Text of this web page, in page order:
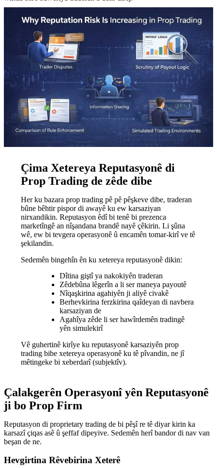
Çima Xetereya Reputasyonê di
Prop Trading de zêde dibe
Her ku bazara prop trading pê pê pêşkeve dibe, traderan
bûne bêhtir pispor di awayê ku ew karsaziyan
nirxandikin. Reputasyon êdî bi tenê bi prezenca
marketîngê an nîşandana brandê nayê çêkirin. Li şûna
wê, ew bi tevgera operasyonê û encamên tomar-kirî ve tê
şekilandin.
Sedemên bingehîn ên ku xetereya reputasyonê dikin:
Dîtina giştî ya nakokiyên traderan
Zêdebûna lêgerîn a li ser maneya payoutê
Nîqaşkirina agahiyên ji aliyê civakê
Berhevkirina ferzkirina qaîdeyan di navbera
karsaziyan de
Agahîya zêde li ser hawîrdemên tradingê
yên simulekirî
Vê guhertinê kirîye ku reputasyonê karsaziyên prop
trading bibe xetereya operasyonê ku tê pîvandin, ne jî
mêtingeke bi xeberdarî (subjektîv).
Çalakgerên Operasyonî yên Reputasyonê
ji bo Prop Firm
Reputasyon di proprietary trading de bi pêşî re tê diyar kirin ka
karsazî çiqas asê û şeffaf dipeyive. Sedemên herî bandor di nav van
beşan de ne.
Hevgirtina Rêvebirina Xeterê